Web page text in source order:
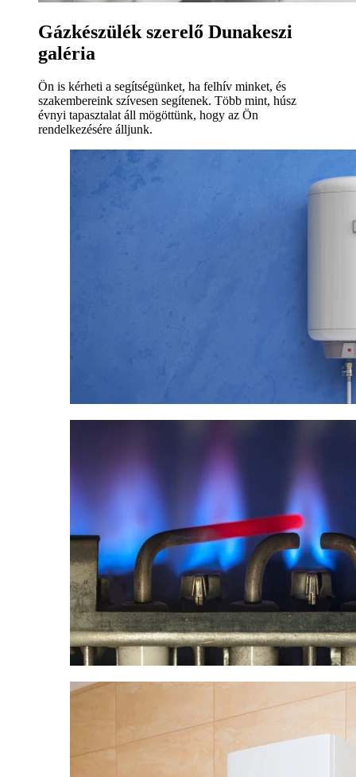
Gázkészülék szerelő Dunakeszi
galéria
Ön is kérheti a segítségünket, ha felhív minket, és
szakembereink szívesen segítenek. Több mint, húsz
évnyi tapasztalat áll mögöttünk, hogy az Ön
rendelkezésére álljunk.